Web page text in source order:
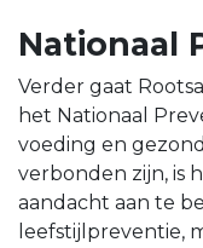
Nationaal
Verder gaat
het Nationaal
voeding en
verbonden zijn, is
aandacht aan te
leefstijlpreventie,